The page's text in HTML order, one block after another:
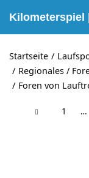
Kilometerspiel
Startseite
Regionales /
Foren von
1 …